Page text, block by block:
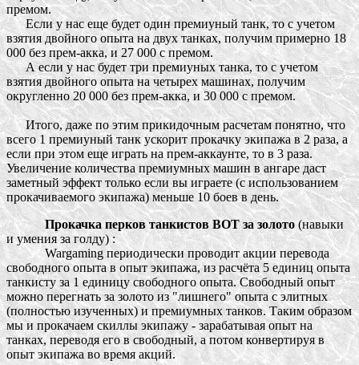
премом.
Если у нас еще будет один премиуный танк, то с учетом
взятия двойного опыта на двух танках, получим примерно 18
000 без прем-акка, и 27 000 с премом.
А если у нас будет три премиуных танка, то с учетом
взятия двойного опыта на четырех машинах, получим
округленно 20 000 без прем-акка, и 30 000 с премом.
Итого, даже по этим прикидочным расчетам понятно, что
всего 1 премиуный танк ускорит прокачку экипажа в 2 раза, а
если при этом еще играть на прем-аккаунте, то в 3 раза.
Увеличение количества премиумных машин в ангаре даст
заметный эффект только если вы играете (с использованием
прокачиваемого экипажа) меньше 10 боев в день.
Прокачка перков танкистов ВОТ за золото (навыки
и умения за голду) :
Wargaming периодически проводит акции перевода
свободного опыта в опыт экипажа, из расчёта 5 единиц опыта
танкисту за 1 единицу свободного опыта. Свободный опыт
можно перегнать за золото из "лишнего" опыта с элитных
(полностью изученных) и премиумных танков. Таким образом
мы и прокачаем скиллы экипажу - зарабатывая опыт на
танках, переводя его в свободный, а потом конвертируя в
опыт экипажа во время акций.